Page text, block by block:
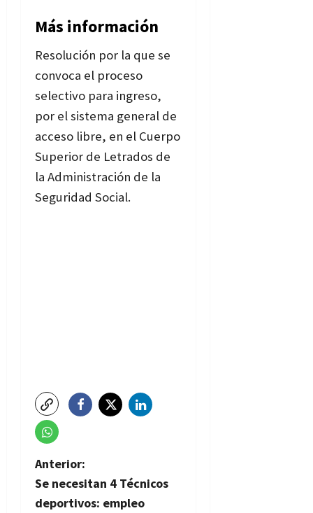
Más información
Resolución por la que se
convoca el proceso
selectivo para ingreso,
por el sistema general de
acceso libre, en el Cuerpo
Superior de Letrados de
la Administración de la
Seguridad Social.
N
a
Anterior:
Se necesitan 4 Técnicos
deportivos: empleo